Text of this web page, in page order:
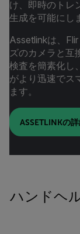
け、即時のトレ
生成を可能にし
Assetlinkは、
ズのカメラと互
検査を簡素化し
がより迅速でス
ます。
ASSETLINKの
ハンドヘ